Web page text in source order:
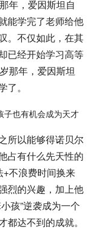
年，爱因斯坦自
能学完了老师给他
。不仅如此，在其
已经开始学习高等
那年，爱因斯坦
。
所以能够得诺贝尔
占有什么先天性的
不浪费时间换来
烈的兴趣，加上他
孩”逆袭成为一个
达不到的成就。